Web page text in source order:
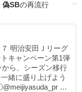
偽SBの再流行
明治安田Ｊリーグ
キャンペーン第1弾
から、シーズン移行
緒に盛り上げよう